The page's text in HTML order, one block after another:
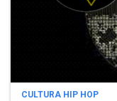
CULTURA HIP HOP